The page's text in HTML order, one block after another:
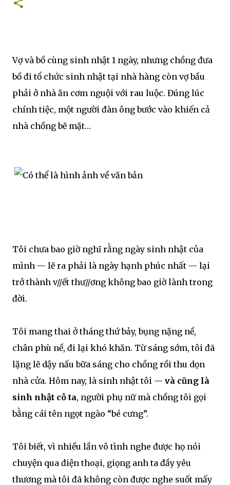
Vợ và bồ cùng sinh nhật 1 ngày, nhưng chồng đưa
bồ đi tổ chức sinh nhật tại nhà hàng còn vợ bầu
phải ở nhà ăn cơm nguội với rau luộc. Đúng lúc
chính tiệc, một người đàn ông bước vào khiến cả
nhà chồng bẽ mặt…
Tôi chưa bao giờ nghĩ rằng ngày sinh nhật của
mình — lẽ ra phải là ngày hạnh phúc nhất — lại
trở thành v//ết thư//ơng không bao giờ lành trong
đời.
Tôi mang thai ở tháng thứ bảy, bụng nặng nề,
chân phù nề, đi lại khó khăn. Từ sáng sớm, tôi đã
lặng lẽ dậy nấu bữa sáng cho chồng rồi thu dọn
nhà cửa. Hôm nay, là sinh nhật tôi — và cũng là
sinh nhật cô ta, người phụ nữ mà chồng tôi gọi
bằng cái tên ngọt ngào “bé cưng”.
Tôi biết, vì nhiều lần vô tình nghe được họ nói
chuyện qua điện thoại, giọng anh ta đầy yêu
thương mà tôi đã không còn được nghe suốt mấy